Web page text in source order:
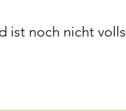
ist noch nicht